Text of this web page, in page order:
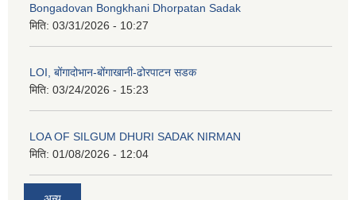
Bongadovan Bongkhani Dhorpatan Sadak
मिति: 03/31/2026 - 10:27
LOI, बोंगादोभान-बोंगाखानी-ढोरपाटन सडक
मिति: 03/24/2026 - 15:23
LOA OF SILGUM DHURI SADAK NIRMAN
मिति: 01/08/2026 - 12:04